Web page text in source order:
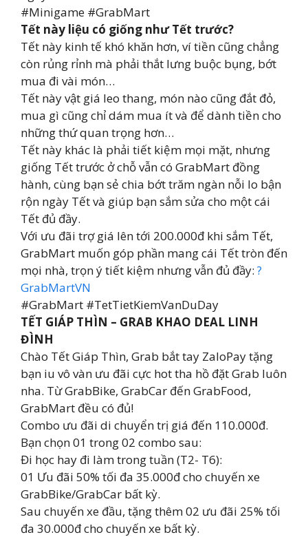
#Minigame #GrabMart
Tết này liệu có giống như Tết trước?
Tết này kinh tế khó khăn hơn, ví tiền cũng chẳng
còn rủng rỉnh mà phải thắt lưng buộc bụng, bớt
mua đi vài món…
Tết này vật giá leo thang, món nào cũng đắt đỏ,
mua gì cũng chỉ dám mua ít và để dành tiền cho
những thứ quan trọng hơn…
Tết này khác là phải tiết kiệm mọi mặt, nhưng
giống Tết trước ở chỗ vẫn có GrabMart đồng
hành, cùng bạn sẻ chia bớt trăm ngàn nỗi lo bận
rộn ngày Tết và giúp bạn sắm sửa cho một cái
Tết đủ đầy.
Với ưu đãi trợ giá lên tới 200.000đ khi sắm Tết,
GrabMart muốn góp phần mang cái Tết tròn đến
mọi nhà, trọn ý tiết kiệm nhưng vẫn đủ đầy: ?
GrabMartVN
#GrabMart #TetTietKiemVanDuDay
TẾT GIÁP THÌN – GRAB KHAO DEAL LINH
ĐÌNH
Chào Tết Giáp Thìn, Grab bắt tay ZaloPay tặng
bạn iu vô vàn ưu đãi cực hot tha hồ đặt Grab luôn
nha. Từ GrabBike, GrabCar đến GrabFood,
GrabMart đều có đủ!
Combo ưu đãi di chuyển trị giá đến 110.000đ.
Bạn chọn 01 trong 02 combo sau:
Đi học hay đi làm trong tuần (T2- T6):
01 Ưu đãi 50% tối đa 35.000đ cho chuyến xe
GrabBike/GrabCar bất kỳ.
Sau chuyến xe đầu, tặng thêm 02 ưu đãi 25% tối
đa 30.000đ cho chuyến xe bất kỳ.